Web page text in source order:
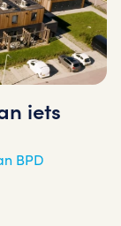
iets
BPD